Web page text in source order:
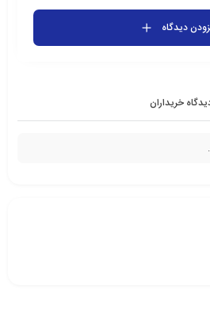
خریداران
دیدگاه